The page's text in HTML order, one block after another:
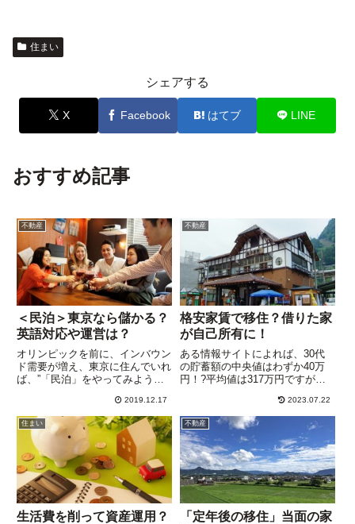
住まい
シェアする
X Facebook はてブ LINE
おすすめ記事
不動産
＜民泊＞東京なら儲かる？
英語対応や運営は？
オリンピックを前に、インバウン
ド需要が増え、東京に住んでいれ
ば、”「民泊」をやってみようか
す。子供が独立して”空き部屋”が
ある家も少なくないでしょう。そ
のまま放置しても物置代わりにな
るだけなら、「民泊」で副収入...
2019.12.17
不動産
格安家賃で移住？借りた家
が自己所有に！
ある情報サイトによれば、30代
の貯蓄額の中央値はわずか40万
円！?平均値は317万円ですが、
り高額な人の分が上乗せされてし
まうので、あまり参考になりませ
ん。中央値は、人数的に真ん中の
人の数値なので、一般的な数字...
2023.07.22
住まい
生活費を削って資産運用？
不動産
「定年後の移住」当面の家